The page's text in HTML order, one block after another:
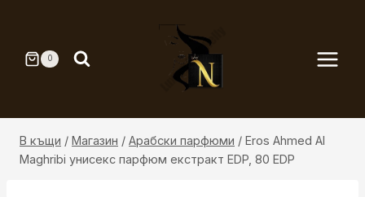
0
В къщи / Магазин / Арабски парфюми / Eros Ahmed Al
Maghribi унисекс парфюм екстракт EDP, 80 EDP